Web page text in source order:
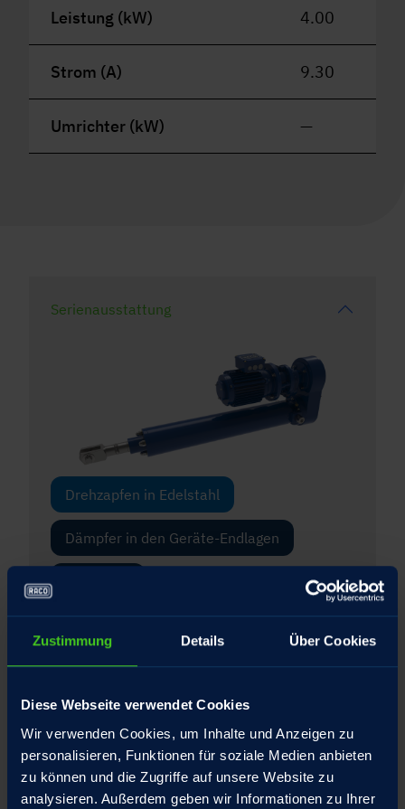
Zustimmung Details Über Cookies
Diese Webseite verwendet Cookies
Wir verwenden Cookies, um Inhalte und Anzeigen zu
personalisieren, Funktionen für soziale Medien anbieten
zu können und die Zugriffe auf unsere Website zu
analysieren. Außerdem geben wir Informationen zu Ihrer
Leistung (kW) 4.00
Strom (A) 9.30
Umrichter (kW) —
Serienausstattung
Drehzapfen in Edelstahl
Dämpfer in den Geräte-Endlagen
Integrierte Drehmomentstütze für die
Interner Federtopf mit patentiertem
Umschlagbolzen
Schubrohr Hartverchromt